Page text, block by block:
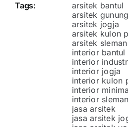
Tags:
arsitek bantul
arsitek
arsitek jogja
arsitek kulon
arsitek sleman
interior bantul
interior
interior jogja
interior kulon
interior
interior sleman
jasa arsitek
jasa arsitek